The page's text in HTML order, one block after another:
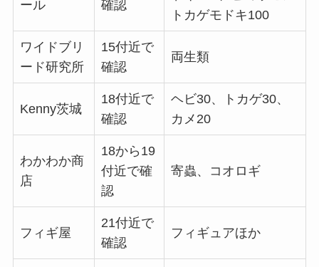
ール 確認
トカゲモドキ100
ワイドブリ
ード研究所
15付近で
確認
両生類
Kenny茨城
18付近で
確認
ヘビ30、トカゲ30、
カメ20
わかわか商
店
18から19
付近で確
認
寄蟲、コオロギ
フィギ屋
21付近で
確認
フィギュアほか